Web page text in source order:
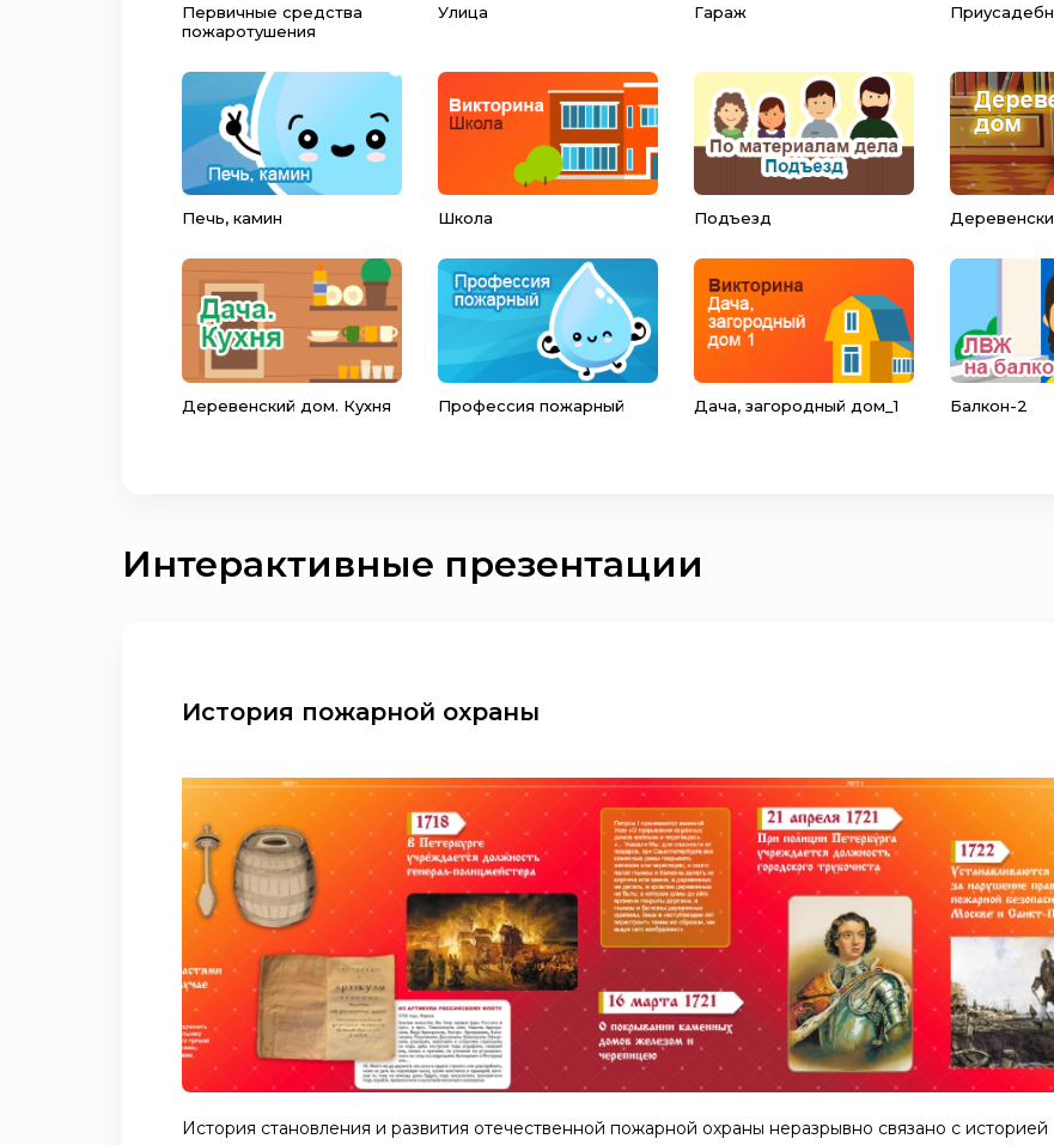
Первичные средства
пожаротушения
Улица Гараж
Печь, камин Школа Подъезд
Деревенский дом. Кухня Профессия пожарный Дача, загородный дом_1 Балкон-2
Интерактивные презентации
История пожарной охраны
История становления и развития отечественной пожарной охраны неразрывно связано с